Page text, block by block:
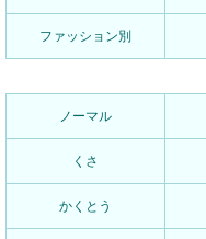
ファッション別
ノーマル
くさ
かくとう